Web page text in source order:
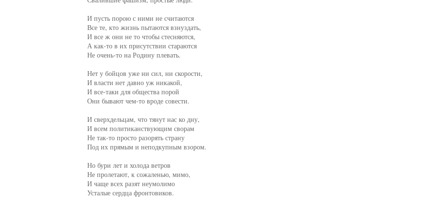
     И пусть порою с ними не считаются
     Все те, кто жизнь пытаются взнуздать,
     И все ж они не то чтобы стесняются,
     А как-то в их присутствии стараются
     Не очень-то на Родину плевать.
     Нет у бойцов уже ни сил, ни скорости,
     И власти нет давно уж никакой,
     И все-таки для общества порой
     Они бывают чем-то вроде совести.
     И сверхдельцам, что тянут нас ко дну,
     И всем политиканствующим сворам
     Не так-то просто разорять страну
     Под их прямым и неподкупным взором.
     Но бури лет и холода ветров
     Не пролетают, к сожаленью, мимо,
     И чаще всех разят неумолимо
     Усталые сердца фронтовиков.